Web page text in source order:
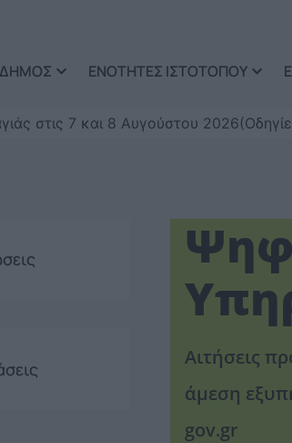
ΕΝΟΤΗΤΕΣ ΙΣΤΟΤΟΠΟΥ
στις 7 και 8 Αυγούστου
Αιτήσεις
άμεση
gov.gr